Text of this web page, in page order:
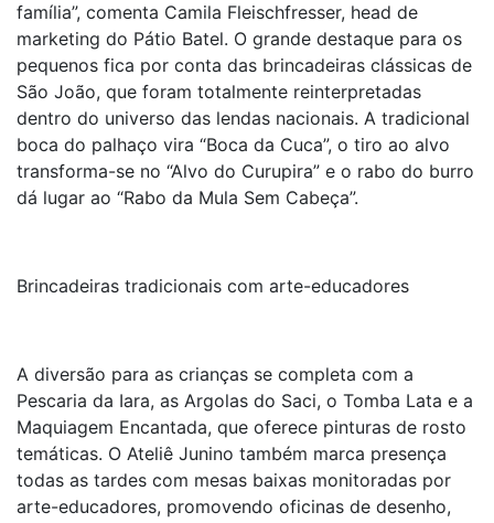
família”, comenta Camila Fleischfresser, head de
marketing do Pátio Batel. O grande destaque para os
pequenos fica por conta das brincadeiras clássicas de
São João, que foram totalmente reinterpretadas
dentro do universo das lendas nacionais. A tradicional
boca do palhaço vira “Boca da Cuca”, o tiro ao alvo
transforma-se no “Alvo do Curupira” e o rabo do burro
dá lugar ao “Rabo da Mula Sem Cabeça”.
Brincadeiras tradicionais com arte-educadores
A diversão para as crianças se completa com a
Pescaria da Iara, as Argolas do Saci, o Tomba Lata e a
Maquiagem Encantada, que oferece pinturas de rosto
temáticas. O Ateliê Junino também marca presença
todas as tardes com mesas baixas monitoradas por
arte-educadores, promovendo oficinas de desenho,